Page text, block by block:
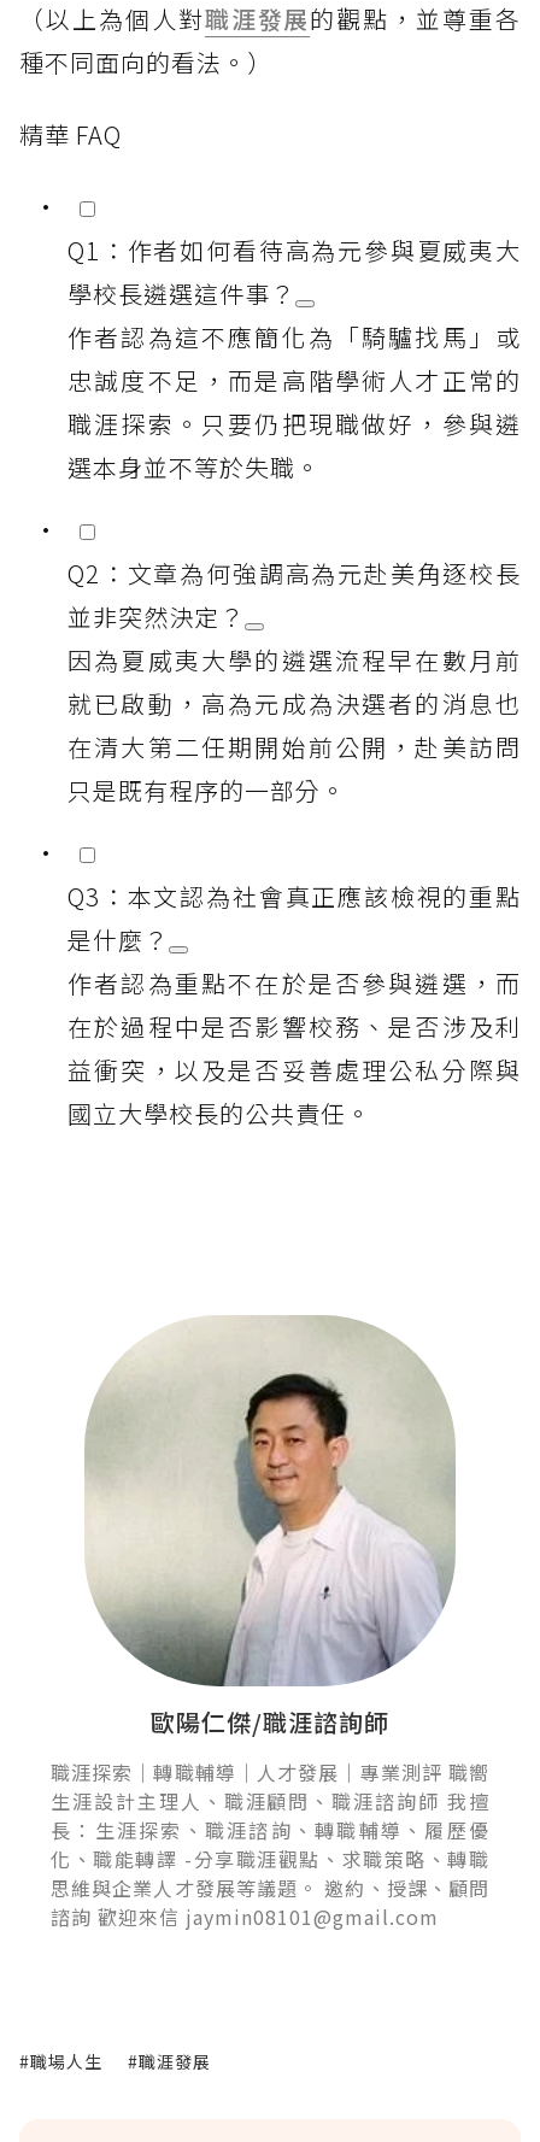
（以上為個人對職涯發展的觀點，並尊重各
種不同面向的看法。）
精華 FAQ
Q1：作者如何看待高為元參與夏威夷大
學校長遴選這件事？
作者認為這不應簡化為「騎驢找馬」或
忠誠度不足，而是高階學術人才正常的
職涯探索。只要仍把現職做好，參與遴
選本身並不等於失職。
Q2：文章為何強調高為元赴美角逐校長
並非突然決定？
因為夏威夷大學的遴選流程早在數月前
就已啟動，高為元成為決選者的消息也
在清大第二任期開始前公開，赴美訪問
只是既有程序的一部分。
Q3：本文認為社會真正應該檢視的重點
是什麼？
作者認為重點不在於是否參與遴選，而
在於過程中是否影響校務、是否涉及利
益衝突，以及是否妥善處理公私分際與
國立大學校長的公共責任。
歐陽仁傑/職涯諮詢師
職涯探索｜轉職輔導｜人才發展｜專業測評 職嚮
生涯設計主理人、職涯顧問、職涯諮詢師 我擅
長：生涯探索、職涯諮詢、轉職輔導、履歷優
化、職能轉譯 -分享職涯觀點、求職策略、轉職
思維與企業人才發展等議題。 邀約、授課、顧問
諮詢 歡迎來信 jaymin08101@gmail.com
#職場人生 #職涯發展